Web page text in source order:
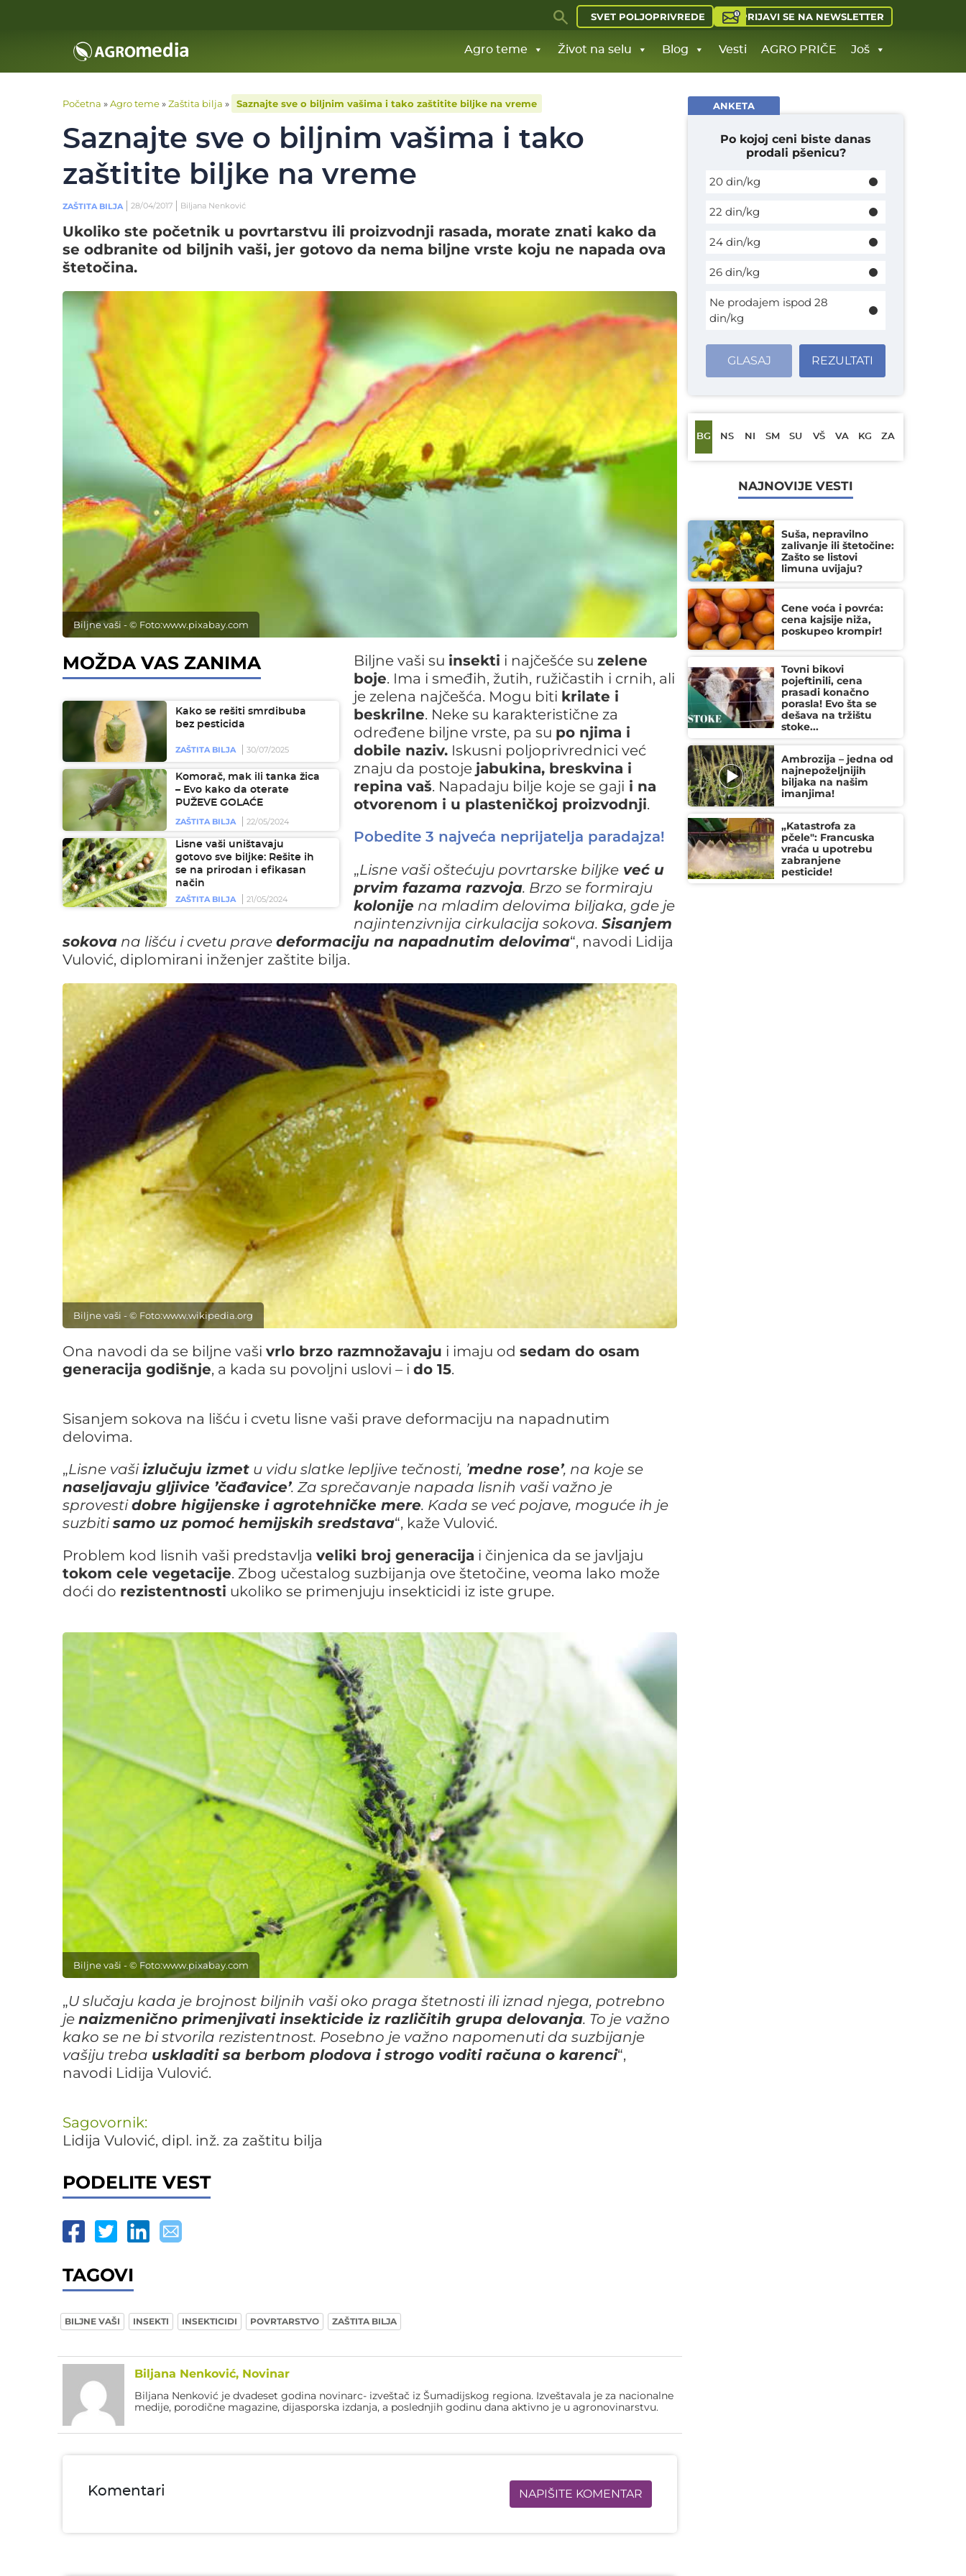
SVET POLJOPRIVREDE PRIJAVI SE NA NEWSLETTER
Agro teme Život na selu Blog Vesti AGRO PRIČE Još
Početna »Agro teme»Zaštita bilja » Saznajte sve o biljnim vašima i tako zaštitite biljke na vreme
Saznajte sve o biljnim vašima i tako
zaštitite biljke na vreme
ZAŠTITA BILJA 28/04/2017 Biljana Nenković
Ukoliko ste početnik u povrtarstvu ili proizvodnji rasada, morate znati kako da
se odbranite od biljnih vaši, jer gotovo da nema biljne vrste koju ne napada ova
štetočina.
Biljne vaši - © Foto:www.pixabay.com
MOŽDA VAS ZANIMA
Kako se rešiti smrdibuba
bez pesticida
ZAŠTITA BILJA 30/07/2025
Komorač, mak ili tanka žica
– Evo kako da oterate
PUŽEVE GOLAĆE
ZAŠTITA BILJA
22/05/2024
Lisne vaši uništavaju
gotovo sve biljke: Rešite ih
se na prirodan i efikasan
način
ZAŠTITA BILJA
21/05/2024
Biljne vaši su insekti i najčešće su zelene
boje. Ima i smeđih, žutih, ružičastih i crnih, ali
je zelena najčešća. Mogu biti krilate i
beskrilne. Neke su karakteristične za
određene biljne vrste, pa su po njima i
dobile naziv.Iskusni poljoprivrednici već
znaju da postoje jabukina, breskvina i
repina vaš. Napadaju bilje koje se gaji i na
otvorenom i u plasteničkoj proizvodnji.
Pobedite 3 najveća neprijatelja paradajza!
„Lisne vaši oštećuju povrtarske biljkeveć u
prvim fazama razvoja. Brzo se formiraju
kolonije na mladim delovima biljaka, gde je
najintenzivnija cirkulacija sokova. Sisanjem
sokova na lišću i cvetu prave deformaciju na napadnutim delovima“, navodi Lidija
Vulović, diplomirani inženjer zaštite bilja.
Biljne vaši - © Foto:www.wikipedia.org
Ona navodi da se biljne vaši vrlo brzo razmnožavaju i imaju od sedam do osam
generacija godišnje, a kada su povoljni uslovi – i do 15.
Sisanjem sokova na lišću i cvetu lisne vaši prave deformaciju na napadnutim
delovima.
„Lisne vašiizlučuju izmet u vidu slatke lepljive tečnosti, ’medne rose’, na koje se
naseljavaju gljivice ’čađavice’. Za sprečavanje napada lisnih vaši važno je
sprovestidobre higijenske i agrotehničke mere. Kada se već pojave, moguće ih je
suzbitisamo uz pomoć hemijskih sredstava“, kaže Vulović.
Problem kod lisnih vaši predstavlja veliki broj generacija i činjenica da se javljaju
tokom cele vegetacije. Zbog učestalog suzbijanja ove štetočine, veoma lako može
doći do rezistentnosti ukoliko se primenjuju insekticidi iz iste grupe.
Biljne vaši - © Foto:www.pixabay.com
„U slučaju kada je brojnost biljnih vaši oko praga štetnosti ili iznad njega, potrebno
je naizmenično primenjivati insekticide iz različitih grupa delovanja. To je važno
kako se ne bi stvorila rezistentnost. Posebno je važno napomenuti da suzbijanje
vašiju treba uskladiti sa berbom plodova i strogo voditi računa o karenci“,
navodi Lidija Vulović.
Sagovornik:
Lidija Vulović, dipl. inž. za zaštitu bilja
PODELITE VEST
TAGOVI
BILJNE VAŠI INSEKTI INSEKTICIDI POVRTARSTVO ZAŠTITA BILJA
Biljana Nenković, Novinar
Biljana Nenković je dvadeset godina novinarc- izveštač iz Šumadijskog regiona. Izveštavala je za nacionalne
medije, porodične magazine, dijasporska izdanja, a poslednjih godinu dana aktivno je u agronovinarstvu.
Komentari
NAPIŠITE KOMENTAR
ANKETA
Po kojoj ceni biste danas
prodali pšenicu?
20 din/kg
22 din/kg
24 din/kg
26 din/kg
Ne prodajem ispod 28
din/kg
GLASAJ REZULTATI
BG NS NI SM SU VŠ VA KG ZA
NAJNOVIJE VESTI
Suša, nepravilno
zalivanje ili štetočine:
Zašto se listovi
limuna uvijaju?
Cene voća i povrća:
cena kajsije niža,
poskupeo krompir!
Tovni bikovi
pojeftinili, cena
prasadi konačno
porasla! Evo šta se
dešava na tržištu
stoke...
Ambrozija – jedna od
najnepoželjnijih
biljaka na našim
imanjima!
„Katastrofa za
pčele": Francuska
vraća u upotrebu
zabranjene
pesticide!